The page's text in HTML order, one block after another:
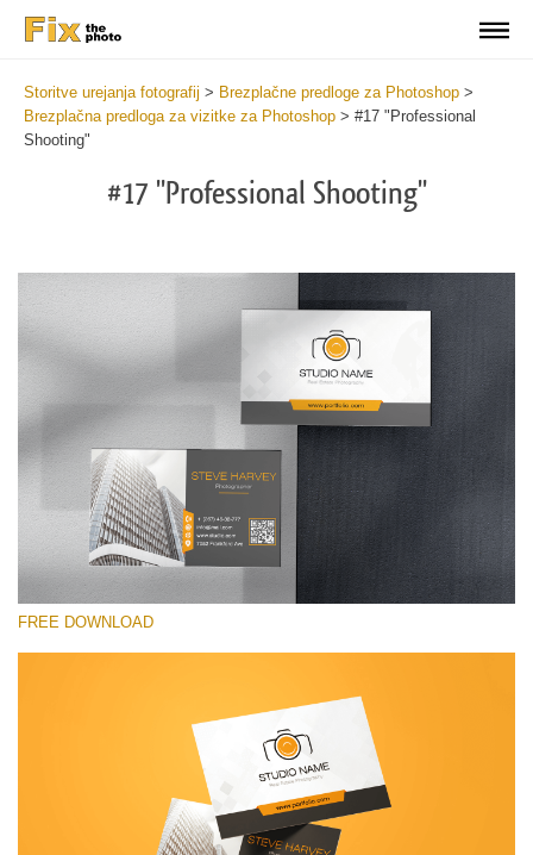
Storitve urejanja fotografij > Brezplačne predloge za Photoshop >
Brezplačna predloga za vizitke za Photoshop > #17 "Professional
Shooting"
#17 "Professional Shooting"
Please select
Pricing Guide Template
FREE DOWNLOAD